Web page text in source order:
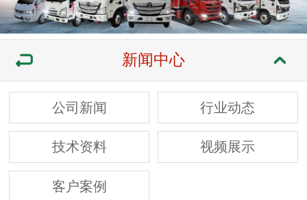
新闻中心
公司新闻 行业动态
技术资料 视频展示
客户案例